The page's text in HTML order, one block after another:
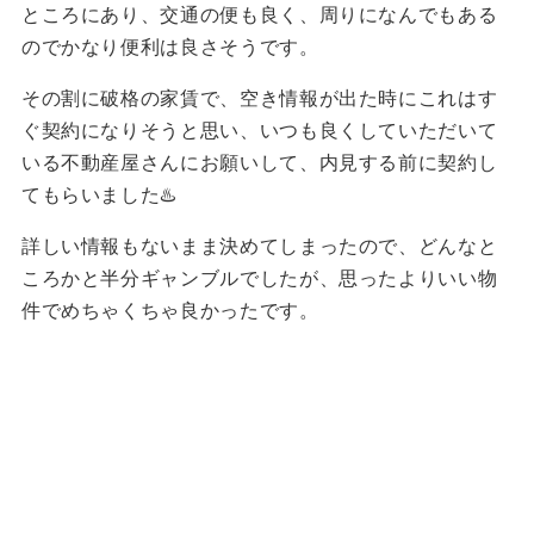
ところにあり、交通の便も良く、周りになんでもある
のでかなり便利は良さそうです。
その割に破格の家賃で、空き情報が出た時にこれはす
ぐ契約になりそうと思い、いつも良くしていただいて
いる不動産屋さんにお願いして、内見する前に契約し
てもらいました♨️
詳しい情報もないまま決めてしまったので、どんなと
ころかと半分ギャンブルでしたが、思ったよりいい物
件でめちゃくちゃ良かったです。